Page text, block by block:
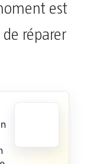
est
réparer